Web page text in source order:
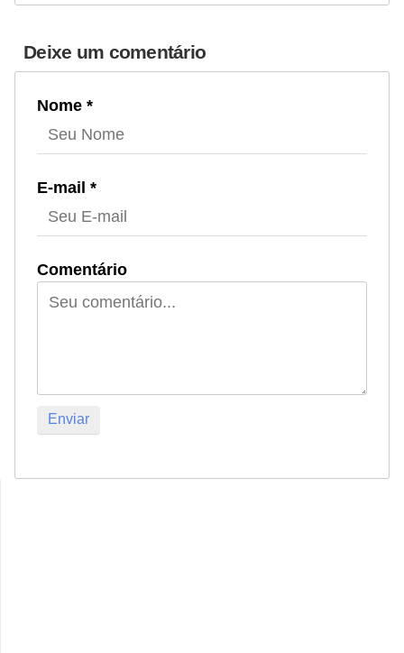
Deixe um comentário
Nome *
E-mail *
Comentário